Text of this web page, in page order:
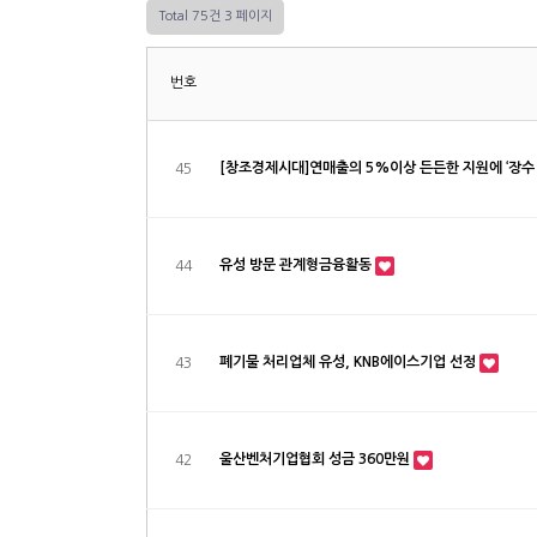
Total 75건 3 페이지
번호
45 [창조경제시대]연매출의 5%이상 든든한 지원에 ‘장수
44 유성 방문 관계형금융활동
43 폐기물 처리업체 유성, KNB에이스기업 선정
42 울산벤처기업협회 성금 360만원